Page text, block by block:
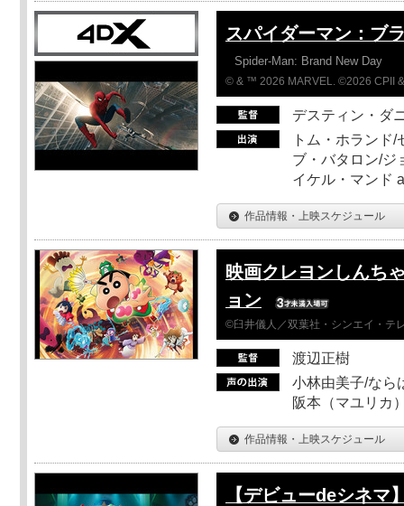
スパイダーマン：ブ
Spider-Man: Brand New Day
© & ™ 2026 MARVEL. ©2026 CPII
デスティン・ダ
トム・ホランド
ブ・バタロン/ジ
イケル・マンド
作品情報・上映スケジュール
映画クレヨンしんち
ョン
©臼井儀人／双葉社・シンエイ・テ
渡辺正樹
小林由美子/なら
阪本（マユリカ
作品情報・上映スケジュール
【デビューdeシネマ